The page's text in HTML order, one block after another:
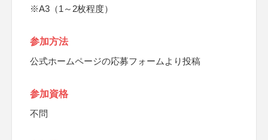
※A3（1～2枚程度）
参加方法
公式ホームページの応募フォームより投稿
参加資格
不問